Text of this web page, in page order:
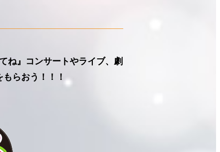
ね』コンサートやライブ、劇
らおう！！！